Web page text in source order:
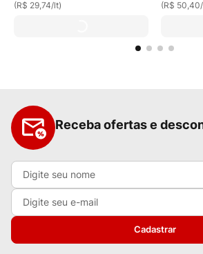
(R$ 29,74/lt) (R$ 50,40/
Receba ofertas e
Cadastrar